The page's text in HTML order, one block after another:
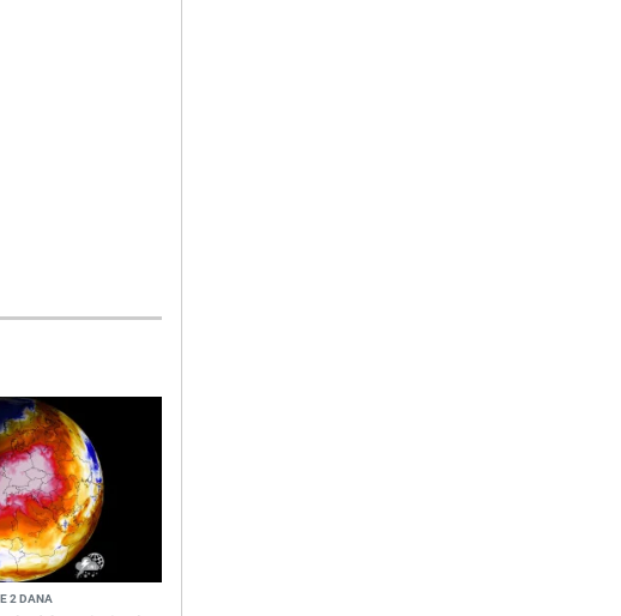
2 DANA